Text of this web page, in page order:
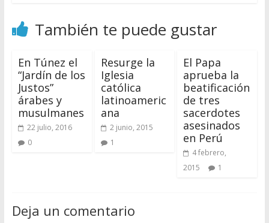
También te puede gustar
En Túnez el
“Jardín de los
Justos”
árabes y
musulmanes
22 julio, 2016
0
Resurge la
Iglesia
católica
latinoameric
ana
2 junio, 2015
1
El Papa
aprueba la
beatificación
de tres
sacerdotes
asesinados
en Perú
4 febrero,
2015
1
Deja un comentario